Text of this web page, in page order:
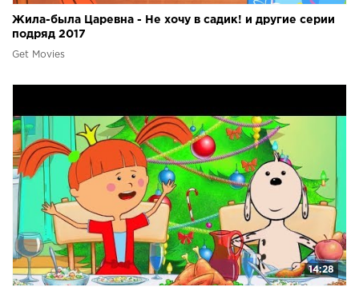
Жила-была Царевна - Не хочу в садик! и другие серии
подряд 2017
Get Movies
14:28